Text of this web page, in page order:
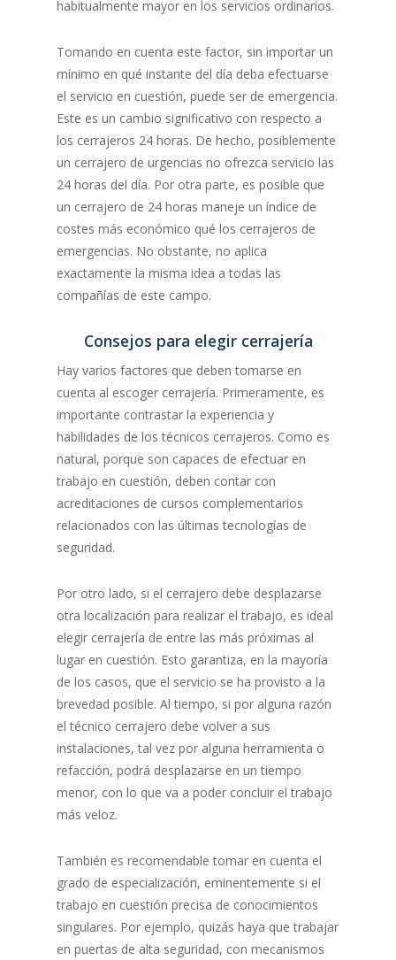
habitualmente mayor en los servicios ordinarios.
Tomando en cuenta este factor, sin importar un
mínimo en qué instante del día deba efectuarse
el servicio en cuestión, puede ser de emergencia.
Este es un cambio significativo con respecto a
los cerrajeros 24 horas. De hecho, posiblemente
un cerrajero de urgencias no ofrezca servicio las
24 horas del día. Por otra parte, es posible que
un cerrajero de 24 horas maneje un índice de
costes más económico qué los cerrajeros de
emergencias. No obstante, no aplica
exactamente la misma idea a todas las
compañías de este campo.
Consejos para elegir cerrajería
Hay varios factores que deben tomarse en
cuenta al escoger cerrajería. Primeramente, es
importante contrastar la experiencia y
habilidades de los técnicos cerrajeros. Como es
natural, porque son capaces de efectuar en
trabajo en cuestión, deben contar con
acreditaciones de cursos complementarios
relacionados con las últimas tecnologías de
seguridad.
Por otro lado, si el cerrajero debe desplazarse
otra localización para realizar el trabajo, es ideal
elegir cerrajería de entre las más próximas al
lugar en cuestión. Esto garantiza, en la mayoría
de los casos, que el servicio se ha provisto a la
brevedad posible. Al tiempo, si por alguna razón
el técnico cerrajero debe volver a sus
instalaciones, tal vez por alguna herramienta o
refacción, podrá desplazarse en un tiempo
menor, con lo que va a poder concluir el trabajo
más veloz.
También es recomendable tomar en cuenta el
grado de especialización, eminentemente si el
trabajo en cuestión precisa de conocimientos
singulares. Por ejemplo, quizás haya que trabajar
en puertas de alta seguridad, con mecanismos